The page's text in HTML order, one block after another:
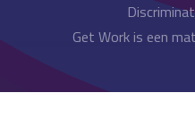
Get Work is een